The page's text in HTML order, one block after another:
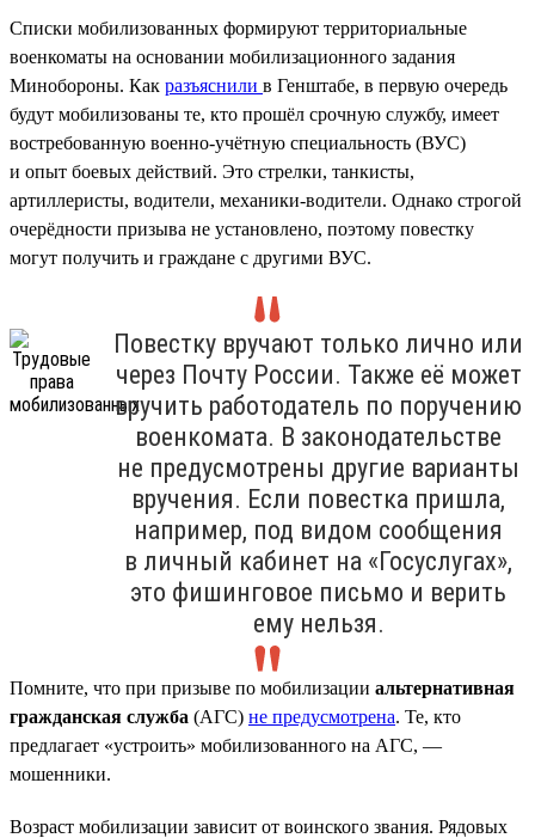
Списки мобилизованных формируют территориальные
военкоматы на основании мобилизационного задания
Минобороны. Как разъяснили в Генштабе, в первую очередь
будут мобилизованы те, кто прошёл срочную службу, имеет
востребованную военно-учётную специальность (ВУС)
и опыт боевых действий. Это стрелки, танкисты,
артиллеристы, водители, механики-водители. Однако строгой
очерёдности призыва не установлено, поэтому повестку
могут получить и граждане с другими ВУС.
Повестку вручают только лично или
через Почту России. Также её может
вручить работодатель по поручению
военкомата. В законодательстве
не предусмотрены другие варианты
вручения. Если повестка пришла,
например, под видом сообщения
в личный кабинет на «Госуслугах»,
это фишинговое письмо и верить
ему нельзя.
Помните, что при призыве по мобилизации альтернативная
гражданская служба (АГС) не предусмотрена. Те, кто
предлагает «устроить» мобилизованного на АГС, —
мошенники.
Возраст мобилизации зависит от воинского звания. Рядовых